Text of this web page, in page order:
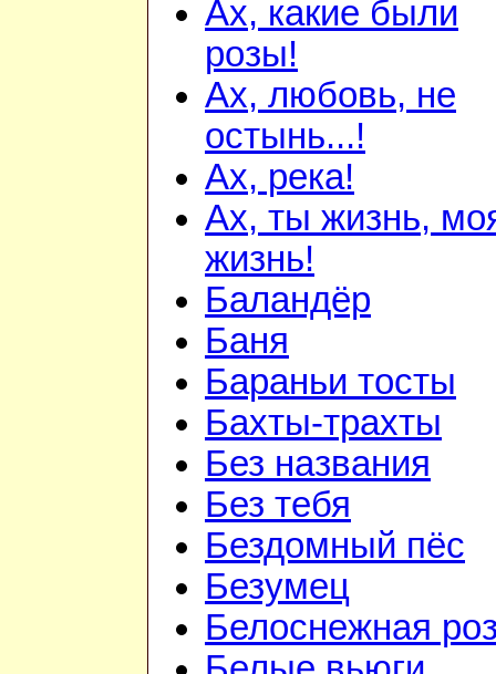
Ах, какие были
розы!
Ах, любовь, не
остынь...!
Ах, река!
Ах, ты жизнь,
жизнь!
Баландёр
Баня
Бараньи тосты
Бахты-трахты
Без названия
Без тебя
Бездомный пёс
Безумец
Белоснежная